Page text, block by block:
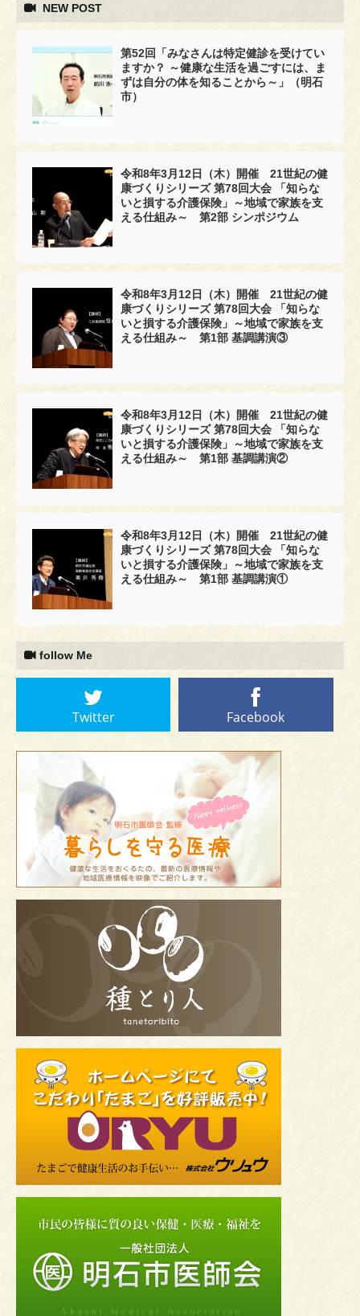
NEW POST
第52回「みなさんは特定健診を受けてい
ますか？ ～健康な生活を過ごすには、ま
ずは自分の体を知ることから～」（明石
市）
令和8年3月12日（木）開催 21世紀の健
康づくりシリーズ 第78回大会 「知らな
いと損する介護保険」～地域で家族を支
える仕組み～ 第2部 シンポジウム
令和8年3月12日（木）開催 21世紀の健
康づくりシリーズ 第78回大会 「知らな
いと損する介護保険」～地域で家族を支
える仕組み～ 第1部 基調講演③
令和8年3月12日（木）開催 21世紀の健
康づくりシリーズ 第78回大会 「知らな
いと損する介護保険」～地域で家族を支
える仕組み～ 第1部 基調講演②
令和8年3月12日（木）開催 21世紀の健
康づくりシリーズ 第78回大会 「知らな
いと損する介護保険」～地域で家族を支
える仕組み～ 第1部 基調講演①
follow Me
Twitter Facebook